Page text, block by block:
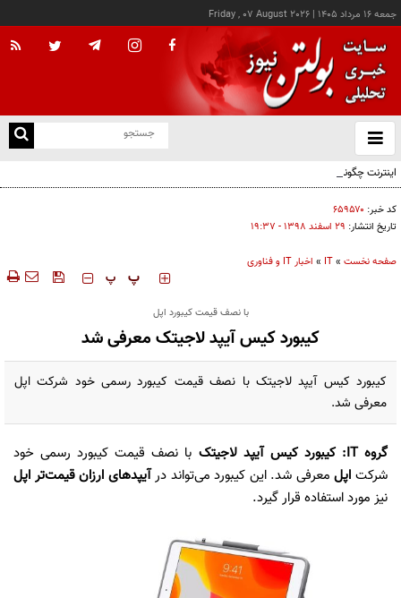
جمعه ۱۶ مرداد ۱۴۰۵ |
Friday , 07 August 2026
باز
و
اینترنت چگونه مفهوم کودکی را دگرگون کرد؟
کد خبر: ۶۵۹۵۷۰
تاریخ انتشار: ۲۹ اسفند ۱۳۹۸ - ۱۹:۳۷
صفحه نخست »
IT
» اخبار IT و فناوری
‍‍‍ پ پ
با نصف قیمت کیبورد اپل
کیبورد کیس آیپد لاجیتک معرفی شد
کیبورد کیس آیپد لاجیتک با نصف قیمت کیبورد رسمی خود شرکت اپل
معرفی شد.
گروه IT: کیبورد کیس آیپد لاجیتک
با نصف قیمت کیبورد رسمی خود
شرکتاپلمعرفی شد. این کیبورد می‌تواند درآیپدهای ارزان قیمت‌تر اپل
نیز مورد استفاده قرار گیرد.